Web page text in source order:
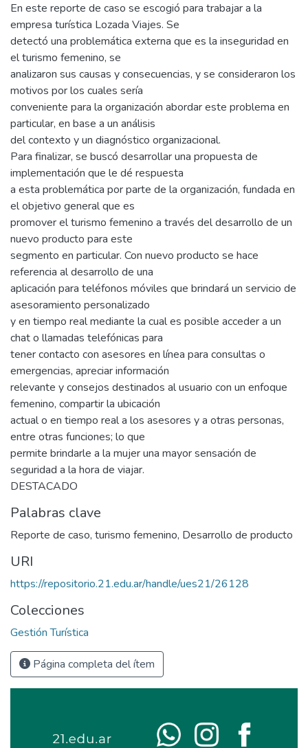
En este reporte de caso se escogió para trabajar a la
empresa turística Lozada Viajes. Se
detectó una problemática externa que es la inseguridad en
el turismo femenino, se
analizaron sus causas y consecuencias, y se consideraron los
motivos por los cuales sería
conveniente para la organización abordar este problema en
particular, en base a un análisis
del contexto y un diagnóstico organizacional.
Para finalizar, se buscó desarrollar una propuesta de
implementación que le dé respuesta
a esta problemática por parte de la organización, fundada en
el objetivo general que es
promover el turismo femenino a través del desarrollo de un
nuevo producto para este
segmento en particular. Con nuevo producto se hace
referencia al desarrollo de una
aplicación para teléfonos móviles que brindará un servicio de
asesoramiento personalizado
y en tiempo real mediante la cual es posible acceder a un
chat o llamadas telefónicas para
tener contacto con asesores en línea para consultas o
emergencias, apreciar información
relevante y consejos destinados al usuario con un enfoque
femenino, compartir la ubicación
actual o en tiempo real a los asesores y a otras personas,
entre otras funciones; lo que
permite brindarle a la mujer una mayor sensación de
seguridad a la hora de viajar.
DESTACADO
Palabras clave
Reporte de caso, turismo femenino, Desarrollo de producto
URI
https://repositorio.21.edu.ar/handle/ues21/26128
Colecciones
Gestión Turística
Página completa del ítem